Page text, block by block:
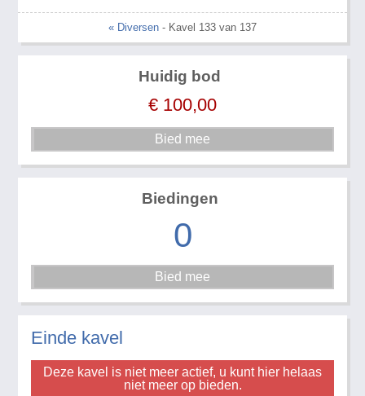
« Diversen - Kavel 133 van 137
Huidig bod
€ 100,00
Biedingen
0
Einde kavel
Deze kavel is niet meer actief, u kunt hier helaas
niet meer op bieden.